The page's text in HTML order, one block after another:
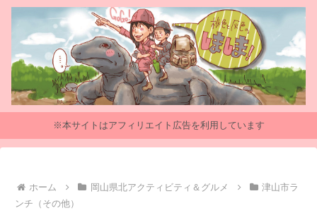
※本サイトはアフィリエイト広告を利用しています
ホーム 岡山県北アクティビティ＆グルメ
津山市ラ
ンチ（その他）